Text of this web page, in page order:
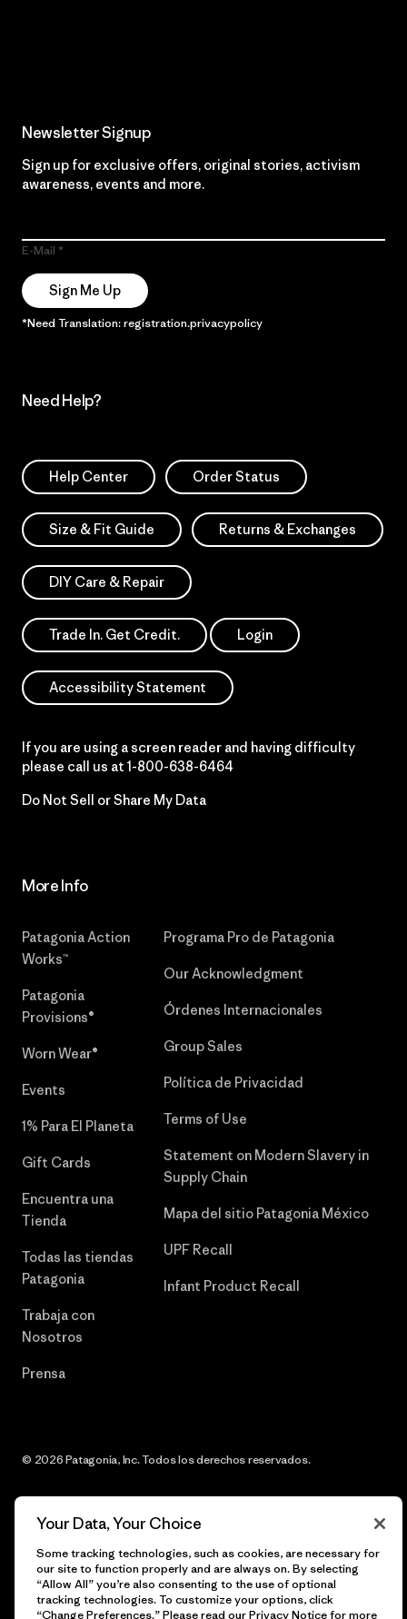
Newsletter Signup
Sign up for exclusive offers, original stories, activism
awareness, events and more.
E-Mail
Sign Me Up
*Need Translation: registration.privacypolicy
Need Help?
Help Center Order Status
Size & Fit Guide Returns & Exchanges
DIY Care & Repair
Trade In. Get Credit. Login
Accessibility Statement
If you are using a screen reader and having difficulty
please call us at 1-800-638-6464
Do Not Sell or Share My Data
More Info
Patagonia Action
Works™
Patagonia
Provisions®
Worn Wear®
Events
1% Para El Planeta
Gift Cards
Encuentra una
Tienda
Todas las tiendas
Patagonia
Trabaja con
Nosotros
Prensa
Programa Pro de Patagonia
Our Acknowledgment
Órdenes Internacionales
Group Sales
Política de Privacidad
Terms of Use
Statement on Modern Slavery in
Supply Chain
Mapa del sitio Patagonia México
UPF Recall
Infant Product Recall
© 2026 Patagonia, Inc. Todos los derechos reservados.
Your Data, Your Choice
Some tracking technologies, such as cookies, are necessary for
our site to function properly and are always on. By selecting
“Allow All” you’re also consenting to the use of optional
tracking technologies. To customize your options, click
“Change Preferences.” Please read ourPrivacy Noticefor more